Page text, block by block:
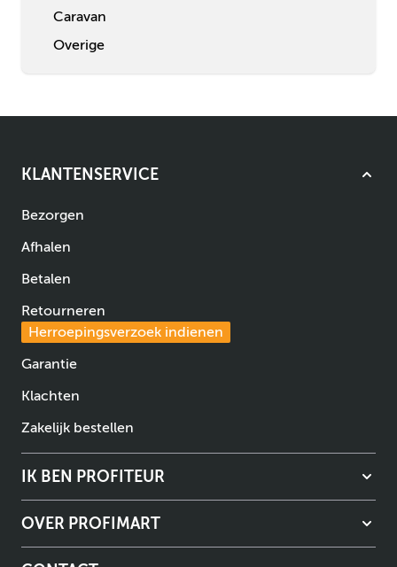
Caravan
Overige
KLANTENSERVICE
Bezorgen
Afhalen
Betalen
Retourneren
Herroepingsverzoek indienen
Garantie
Klachten
Zakelijk bestellen
IK BEN PROFITEUR
OVER PROFIMART